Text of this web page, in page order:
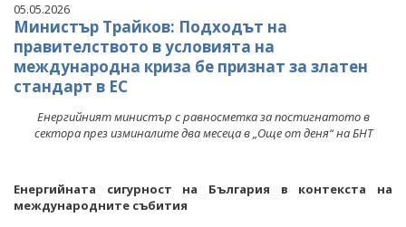
05.05.2026
Министър Трайков: Подходът на
правителството в условията на
международна криза бе признат за златен
стандарт в ЕС
Енергийният министър с равносметка за постигнатото в
сектора през изминалите два месеца в „Още от деня“ на БНТ
Енергийната сигурност на България в контекста на
международните събития